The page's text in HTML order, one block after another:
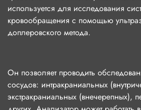
используется для исследования
кровообращения с помощью
доплеровского метода.
Он позволяет проводить
сосудов: интракраниальных
экстракраниальных (внечерепных),